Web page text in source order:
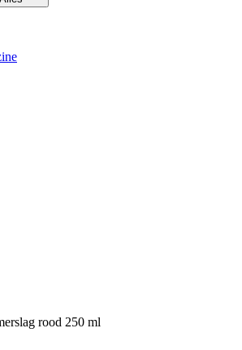
rood 250 ml